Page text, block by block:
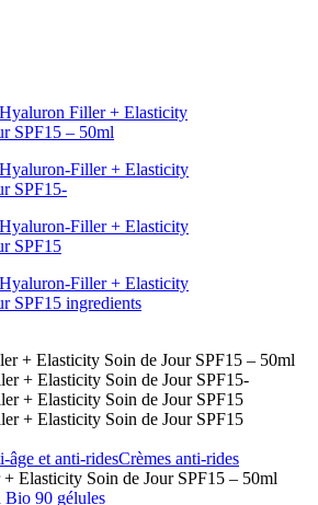
âge et anti-ridesCrèmes anti-rides
Elasticity Soin de Jour SPF15 – 50ml